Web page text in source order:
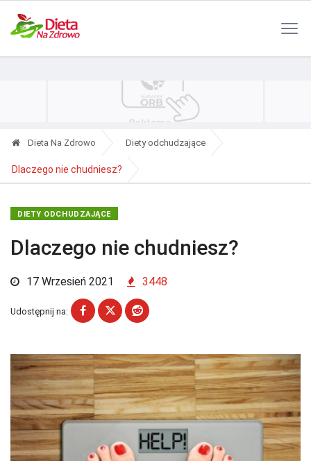
Dieta Na Zdrowo Diety odchudzające
Dlaczego nie chudniesz?
DIETY ODCHUDZAJĄCE
Dlaczego nie chudniesz?
17 Wrzesień 2021 3448
Udostępnij na: